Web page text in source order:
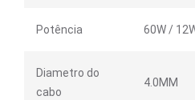
Potência 60W /
Diametro do
cabo
4.0MM